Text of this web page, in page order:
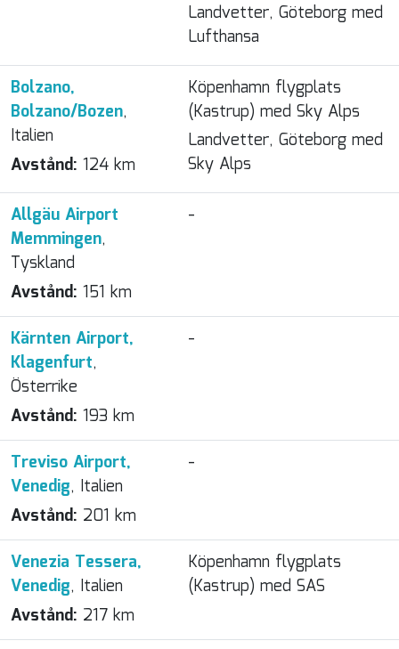
Landvetter, Göteborg med
Lufthansa
Bolzano,
Bolzano/Bozen,
Italien
Avstånd: 124 km
Köpenhamn flygplats
(Kastrup) med Sky Alps
Landvetter, Göteborg med
Sky Alps
Allgäu Airport
Memmingen,
Tyskland
Avstånd: 151 km
-
Kärnten Airport,
Klagenfurt,
Österrike
Avstånd: 193 km
-
Treviso Airport,
Venedig, Italien
Avstånd: 201 km
-
Venezia Tessera,
Venedig, Italien
Avstånd: 217 km
Köpenhamn flygplats
(Kastrup) med SAS